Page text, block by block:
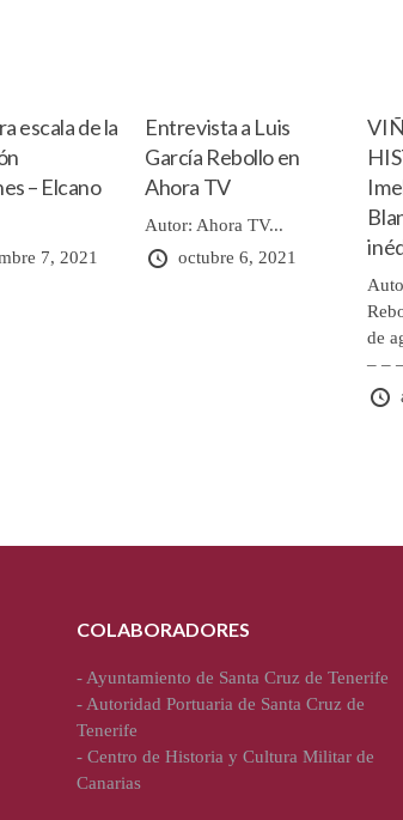
escala de la
– Elcano
7, 2021
Entrevista a Luis
García Rebollo en
Ahora TV
Autor: Ahora TV...
octubre 6, 2021
de
– –
COLABORADORES
- Ayuntamiento de Santa Cruz de Tenerife
- Autoridad Portuaria de Santa Cruz de
Tenerife
- Centro de Historia y Cultura Militar de
Canarias